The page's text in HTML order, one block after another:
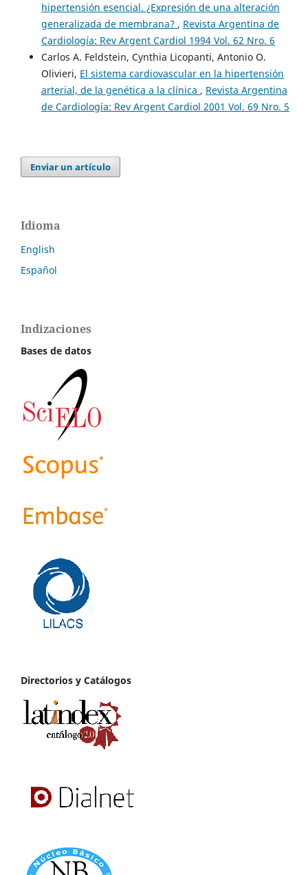
hipertensión esencial. ¿Expresión de una alteración
generalizada de membrana? , Revista Argentina de
Cardiología: Rev Argent Cardiol 1994 Vol. 62 Nro. 6
Carlos A. Feldstein, Cynthia Licopanti, Antonio O.
Olivieri, El sistema cardiovascular en la hipertensión
arterial, de la genética a la clínica , Revista Argentina
de Cardiología: Rev Argent Cardiol 2001 Vol. 69 Nro. 5
Enviar un artículo
Idioma
English
Español
Indizaciones
Bases de datos
Directorios y Catálogos